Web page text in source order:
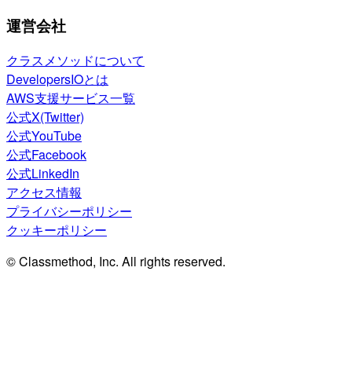
運営会社
クラスメソッドについて
DevelopersIOとは
AWS支援サービス一覧
公式X(Twitter)
公式YouTube
公式Facebook
公式LinkedIn
アクセス情報
プライバシーポリシー
クッキーポリシー
© Classmethod, Inc. All rights reserved.